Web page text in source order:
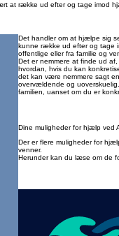
at række ud efter og tage imod
Det handler om at hjælpe sig
kunne række ud efter og tage
offentlige eller fra familie og
Det er nemmere at finde ud
hvordan, hvis du kan
det kan være nemmere sagt
overvældende og
familien, uanset om du er
Dine muligheder for hjælp ved
Der er flere muligheder for
venner.
Herunder kan du læse om de